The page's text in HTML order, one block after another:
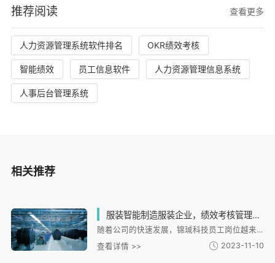
推荐阅读 查看更多
人力资源管理系统软件排名 OKR绩效考核
智能绩效 员工信息软件 人力资源管理信息系统
人事后台管理系统
相关推荐
服装智能制造服装企业，绩效考核管理软件怎么选？
随着公司的快速发展，锦珹科技员工岗位越来越细化，每种岗位的员工考勤规则不尽相同，单纯的考勤机考勤已经无法满足人事管理要求。如各岗位的打卡方式，考勤班次，加班规则，休假规则均需要更细致的管理。
查看详情 >>
2023-11-10